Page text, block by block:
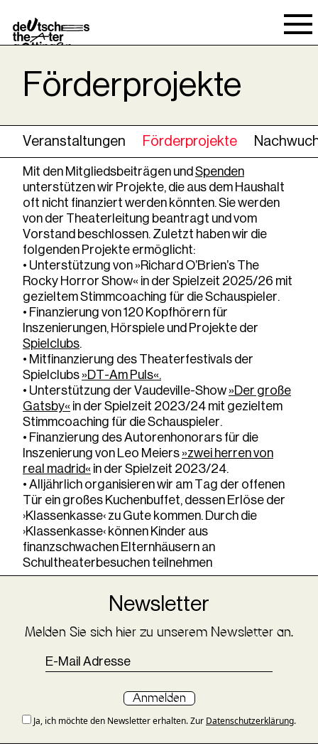
Spielraum
Förderprojekte
Veranstaltungen Förderprojekte
Mit den Mitgliedsbeiträgen und Spenden
unterstützen wir Projekte, die aus dem Haushalt
oft nicht finanziert werden könnten. Sie werden
von der Theaterleitung beantragt und vom
Vorstand beschlossen. Zuletzt haben wir die
folgenden Projekte ermöglicht:
• Unterstützung von »Richard O’Brien’s The
Rocky Horror Show« in der Spielzeit 2025/26 mit
gezieltem Stimmcoaching für die Schauspieler.
• Finanzierung von 120 Kopfhörern für
Inszenierungen, Hörspiele und Projekte der
Spielclubs.
• Mitfinanzierung des Theaterfestivals der
Spielclubs »DT-Am Puls«.
• Unterstützung der Vaudeville-Show »Der große
Gatsby« in der Spielzeit 2023/24 mit gezieltem
Stimmcoaching für die Schauspieler.
• Finanzierung des Autorenhonorars für die
Inszenierung von Leo Meiers »zwei herren von
real madrid« in der Spielzeit 2023/24.
• Alljährlich organisieren wir am Tag der offenen
Tür ein großes Kuchenbuffet, dessen Erlöse der
›Klassenkasse‹ zu Gute kommen. Durch die
›Klassenkasse‹ können Kinder aus
finanzschwachen Elternhäusern an
Schultheaterbesuchen teilnehmen
Newsletter
Melden Sie sich hier zu unserem Newsletter an.
Anmelden
Ja, ich möchte den Newsletter erhalten. Zur Datenschutzerklärung.